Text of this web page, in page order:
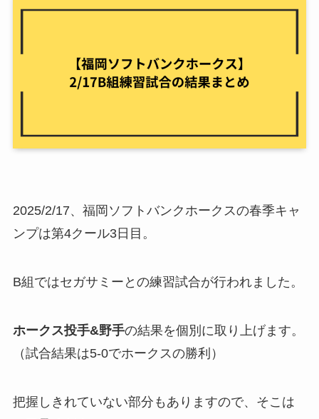
2025/2/17、福岡ソフトバンクホークスの春季キャ
ンプは第4クール3日目。
B組ではセガサミーとの練習試合が行われました。
ホークス投手&野手の結果を個別に取り上げます。
（試合結果は5-0でホークスの勝利）
把握しきれていない部分もありますので、そこは